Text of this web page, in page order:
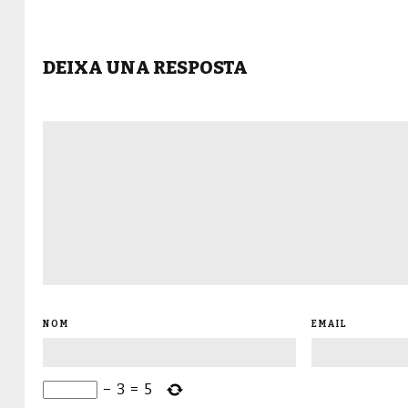
DEIXA UNA RESPOSTA
NOM EMAIL
− 3 = 5